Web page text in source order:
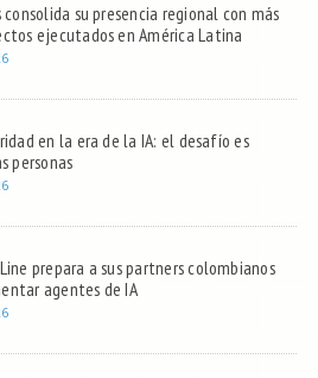
consolida su presencia regional con más
ejecutados en América Latina
en la era de la IA: el desafío es
personas
prepara a sus partners colombianos
agentes de IA